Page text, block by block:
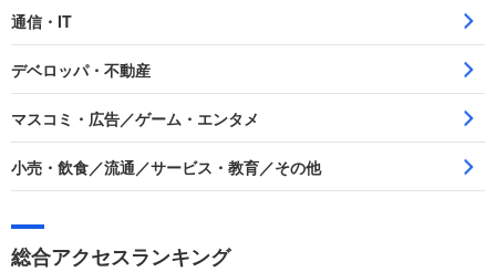
通信・IT
デベロッパ・不動産
マスコミ・広告／ゲーム・エンタメ
小売・飲食／流通／サービス・教育／その他
総合アクセスランキング